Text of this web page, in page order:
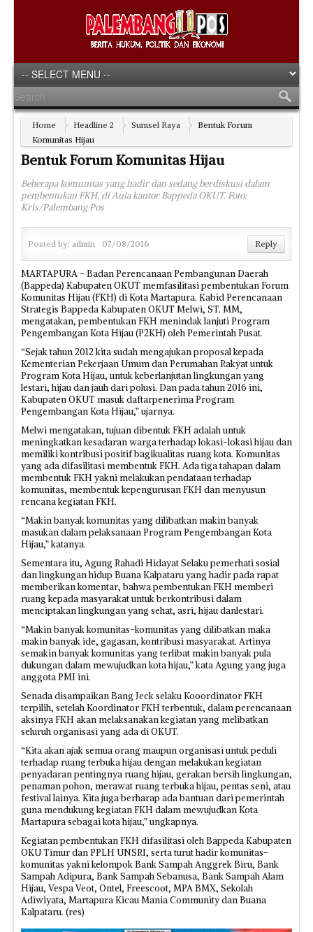
Home Headline 2 Sumsel Raya
Bentuk Forum
Komunitas Hijau
Bentuk Forum Komunitas Hijau
Beberapa komunitas yang hadir dan sedang berdiskusi dalam
pembentukan FKH, di Aula kantor Bappeda OKUT. Foto:
Kris/Palembang Pos
Posted by: admin 07/08/2016 Reply
MARTAPURA - Badan Perencanaan Pembangunan Daerah
(Bappeda) Kabupaten OKUT memfasilitasi pembentukan Forum
Komunitas Hijau (FKH) di Kota Martapura. Kabid Perencanaan
Strategis Bappeda Kabupaten OKUT Melwi, ST. MM,
mengatakan, pembentukan FKH menindak lanjuti Program
Pengembangan Kota Hijau (P2KH) oleh Pemerintah Pusat.
“Sejak tahun 2012 kita sudah mengajukan proposal kepada
Kementerian Pekerjaan Umum dan Perumahan Rakyat untuk
Program Kota Hijau, untuk keberlanjutan lingkungan yang
lestari, hijau dan jauh dari polusi. Dan pada tahun 2016 ini,
Kabupaten OKUT masuk daftarpenerima Program
Pengembangan Kota Hijau,” ujarnya.
Melwi mengatakan, tujuan dibentuk FKH adalah untuk
meningkatkan kesadaran warga terhadap lokasi-lokasi hijau dan
memiliki kontribusi positif bagikualitas ruang kota. Komunitas
yang ada difasilitasi membentuk FKH. Ada tiga tahapan dalam
membentuk FKH yakni melakukan pendataan terhadap
komunitas, membentuk kepengurusan FKH dan menyusun
rencana kegiatan FKH.
“Makin banyak komunitas yang dilibatkan makin banyak
masukan dalam pelaksanaan Program Pengembangan Kota
Hijau,” katanya.
Sementara itu, Agung Rahadi Hidayat Selaku pemerhati sosial
dan lingkungan hidup Buana Kalpataru yang hadir pada rapat
memberikan komentar, bahwa pembentukan FKH memberi
ruang kepada masyarakat untuk berkontribusi dalam
menciptakan lingkungan yang sehat, asri, hijau danlestari.
“Makin banyak komunitas-komunitas yang dilibatkan maka
makin banyak ide, gagasan, kontribusi masyarakat. Artinya
semakin banyak komunitas yang terlibat makin banyak pula
dukungan dalam mewujudkan kota hijau,” kata Agung yang juga
anggota PMI ini.
Senada disampaikan Bang Jeck selaku Kooordinator FKH
terpilih, setelah Koordinator FKH terbentuk, dalam perencanaan
aksinya FKH akan melaksanakan kegiatan yang melibatkan
seluruh organisasi yang ada di OKUT.
“Kita akan ajak semua orang maupun organisasi untuk peduli
terhadap ruang terbuka hijau dengan melakukan kegiatan
penyadaran pentingnya ruang hijau, gerakan bersih lingkungan,
penaman pohon, merawat ruang terbuka hijau, pentas seni, atau
festival lainya. Kita juga berharap ada bantuan dari pemerintah
guna mendukung kegiatan FKH dalam mewujudkan Kota
Martapura sebagai kota hijau,” ungkapnya.
Kegiatan pembentukan FKH difasilitasi oleh Bappeda Kabupaten
OKU Timur dan PPLH UNSRI, serta turut hadir komunitas-
komunitas yakni kelompok Bank Sampah Anggrek Biru, Bank
Sampah Adipura, Bank Sampah Sebanusa, Bank Sampah Alam
Hijau, Vespa Veot, Ontel, Freescoot, MPA BMX, Sekolah
Adiwiyata, Martapura Kicau Mania Community dan Buana
Kalpataru. (res)